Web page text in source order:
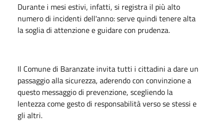
Durante i mesi estivi, infatti, si registra il più alto
numero di incidenti dell'anno: serve quindi tenere alta
la soglia di attenzione e guidare con prudenza.
Il Comune di Baranzate invita tutti i cittadini a dare un
passaggio alla sicurezza, aderendo con convinzione a
questo messaggio di prevenzione, scegliendo la
lentezza come gesto di responsabilità verso se stessi e
gli altri.